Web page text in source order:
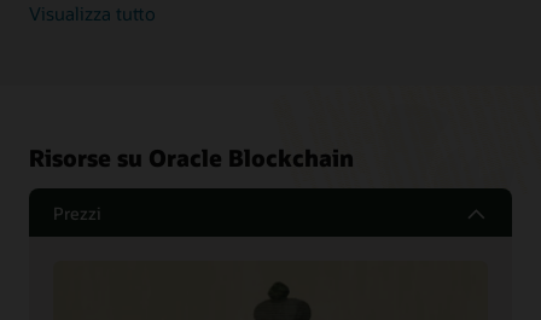
Visualizza tutto
Risorse su Oracle Blockchain
Prezzi